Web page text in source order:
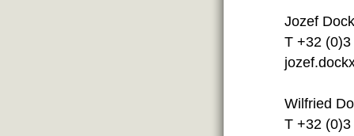
Jozef
T +32
Wilfried
T +32